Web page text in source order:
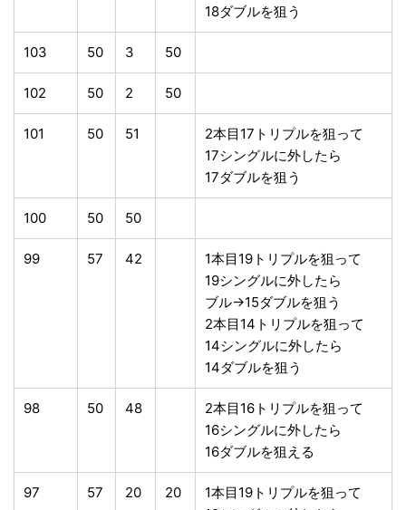
18ダブルを狙う
103 50 3 50
102 50 2 50
101 50 51
2本目17トリプルを狙って
17シングルに外したら
17ダブルを狙う
100 50 50
99 57 42
1本目19トリプルを狙って
19シングルに外したら
ブル→15ダブルを狙う
2本目14トリプルを狙って
14シングルに外したら
14ダブルを狙う
98 50 48
2本目16トリプルを狙って
16シングルに外したら
16ダブルを狙える
97 57 20 20
1本目19トリプルを狙って